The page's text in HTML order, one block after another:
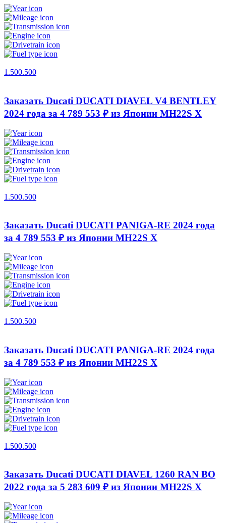
1.500.500
Заказать Ducati DUCATI DIAVEL V4 BENTLEY
2024 года за 4 789 553 ₽ из Японии MH22S X
1.500.500
Заказать Ducati DUCATI PANIGA-RE 2024 года
за 4 789 553 ₽ из Японии MH22S X
1.500.500
Заказать Ducati DUCATI PANIGA-RE 2024 года
за 4 789 553 ₽ из Японии MH22S X
1.500.500
Заказать Ducati DUCATI DIAVEL 1260 RAN BO
2022 года за 5 283 609 ₽ из Японии MH22S X